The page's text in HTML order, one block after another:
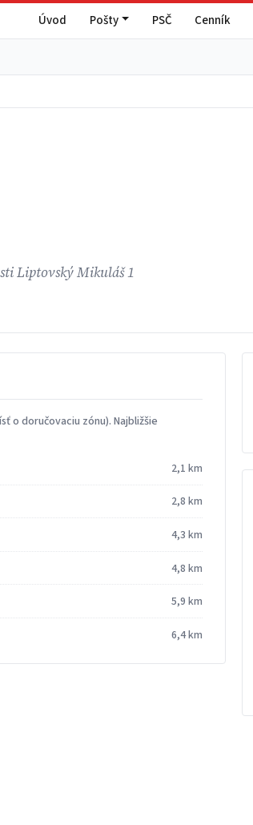
Úvod Pošty PSČ Cenník
Liptovský Mikuláš 1
o doručovaciu zónu). Najbližšie
2,1 km
2,8 km
4,3 km
4,8 km
5,9 km
6,4 km